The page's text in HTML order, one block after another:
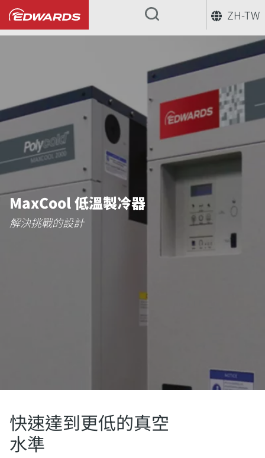
ZH-TW
...
MaxCool 低溫製冷器
解決挑戰的設計
快速達到更低的真空
水準